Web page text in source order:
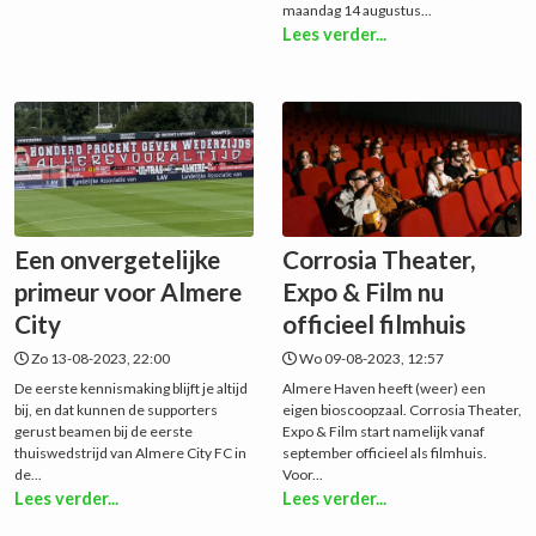
maandag 14 augustus...
Lees verder...
Een onvergetelijke
primeur voor Almere
City
Zo 13-08-2023, 22:00
De eerste kennismaking blijft je altijd
bij, en dat kunnen de supporters
gerust beamen bij de eerste
thuiswedstrijd van Almere City FC in
de...
Lees verder...
Corrosia Theater,
Expo & Film nu
officieel filmhuis
Wo 09-08-2023, 12:57
Almere Haven heeft (weer) een
eigen bioscoopzaal. Corrosia Theater,
Expo & Film start namelijk vanaf
september officieel als filmhuis.
Voor...
Lees verder...